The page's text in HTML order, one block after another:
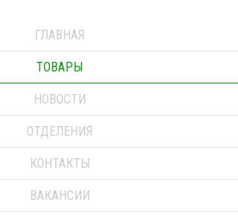
ГЛАВНАЯ
ТОВАРЫ
НОВОСТИ
ОТДЕЛЕНИЯ
КОНТАКТЫ
ВАКАНСИИ